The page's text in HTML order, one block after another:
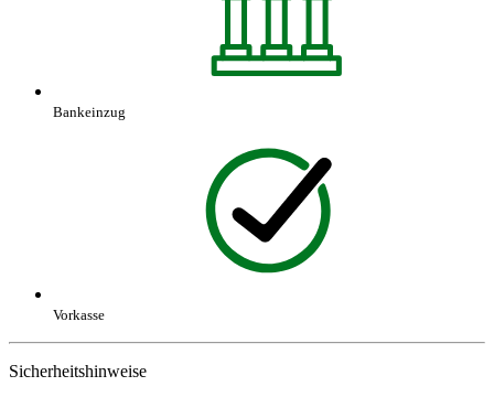
Bankeinzug
Vorkasse
Sicherheitshinweise